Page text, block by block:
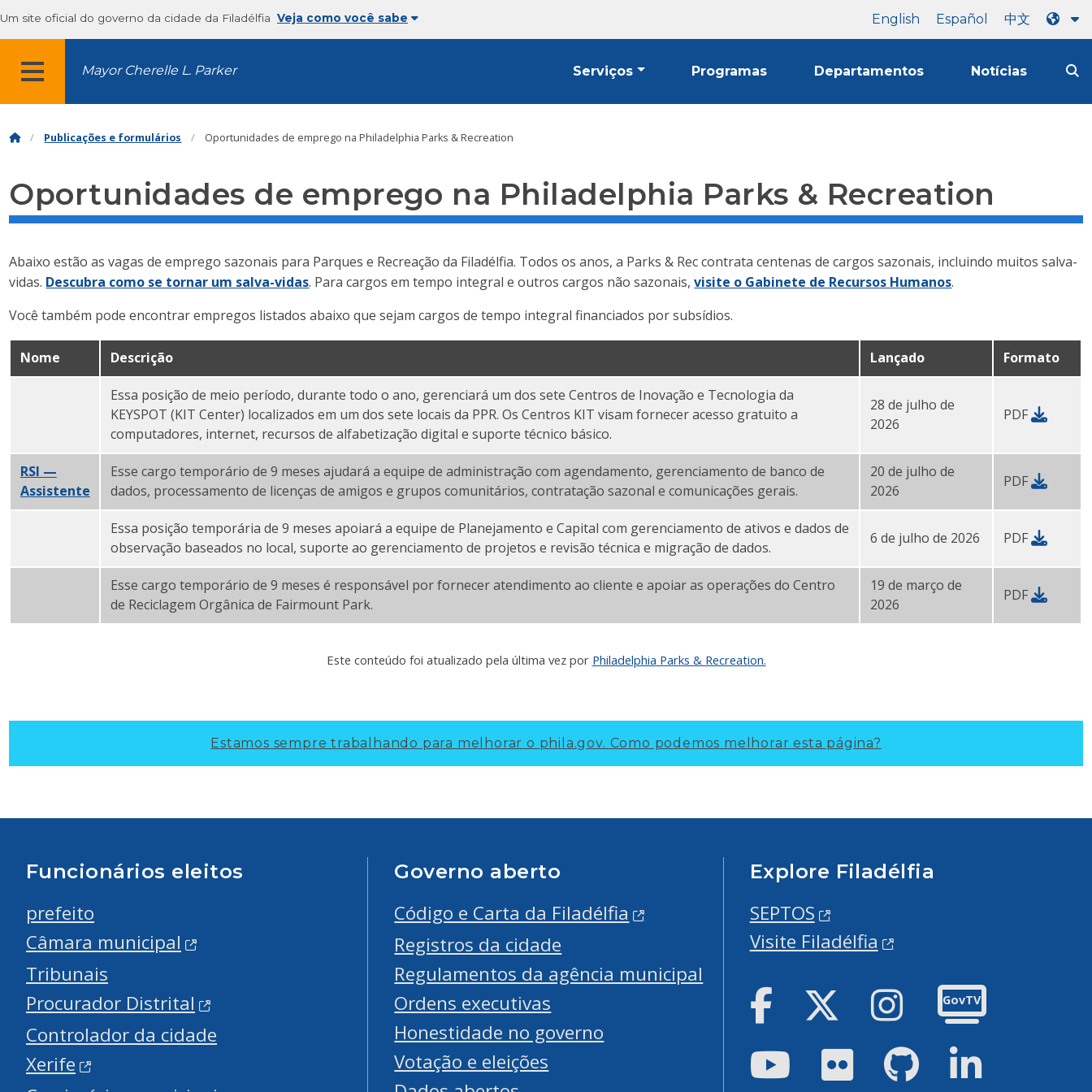
Um site oficial do governo da cidade da Filadélfia Veja como você sabe English Español 中文
MENU
Mayor Cherelle L. Parker Serviços Programas Departamentos Notícias
Publicações e formulários Oportunidades de emprego na Philadelphia Parks & Recreation
Oportunidades de emprego na Philadelphia Parks & Recreation
Abaixo estão as vagas de emprego sazonais para Parques e Recreação da Filadélfia. Todos os anos, a Parks & Rec contrata centenas de cargos sazonais, incluindo muitos salva-
vidas. Descubra como se tornar um salva-vidas. Para cargos em tempo integral e outros cargos não sazonais,visite o Gabinete de Recursos Humanos.
Você também pode encontrar empregos listados abaixo que sejam cargos de tempo integral financiados por subsídios.
Nome Descrição Lançado Formato
RSI — Instrutor de informática PDF
Essa posição de meio período, durante todo o ano, gerenciará um dos sete Centros de Inovação e Tecnologia da
KEYSPOT (KIT Center) localizados em um dos sete locais da PPR. Os Centros KIT visam fornecer acesso gratuito a
computadores, internet, recursos de alfabetização digital e suporte técnico básico.
28 de julho de
2026
PDF
RSI —
Assistente administrativo PDF
Esse cargo temporário de 9 meses ajudará a equipe de administração com agendamento, gerenciamento de banco de
dados, processamento de licenças de amigos e grupos comunitários, contratação sazonal e comunicações gerais.
20 de julho de
2026
PDF
RSI — Assistente de Planejamento Sazonal e Projetos de Capital PDF
Essa posição temporária de 9 meses apoiará a equipe de Planejamento e Capital com gerenciamento de ativos e dados de
observação baseados no local, suporte ao gerenciamento de projetos e revisão técnica e migração de dados.
6 de julho de 2026 PDF
RSI — Centro de Reciclagem Orgânica 2026 PDF
Esse cargo temporário de 9 meses é responsável por fornecer atendimento ao cliente e apoiar as operações do Centro
de Reciclagem Orgânica de Fairmount Park.
19 de março de
2026
PDF
Este conteúdo foi atualizado pela última vez por Philadelphia Parks & Recreation.
Estamos sempre trabalhando para melhorar o phila.gov. Como podemos melhorar esta página?
Funcionários eleitos
prefeito
Câmara municipal
Tribunais
Procurador Distrital
Controlador da cidade
Xerife
Governo aberto
Código e Carta da Filadélfia
Registros da cidade
Regulamentos da agência municipal
Ordens executivas
Honestidade no governo
Votação e eleições
Explore Filadélfia
SEPTOS
Visite Filadélfia
Facebook TwitterInstagram
GovTV
YoutubeFlickr GitHubLinkedIn